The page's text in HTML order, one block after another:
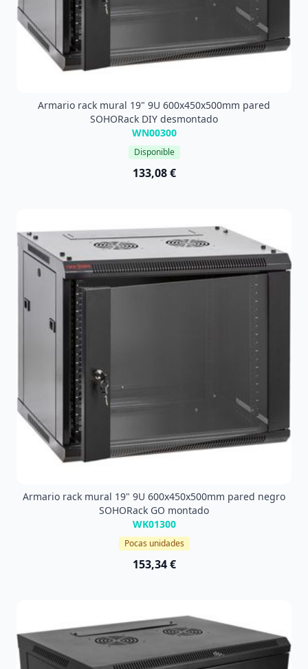
Armario rack mural 19" 9U 600x450x500mm pared
SOHORack DIY desmontado
WN00300
Disponible
133,08 €
Armario rack mural 19" 9U 600x450x500mm pared negro
SOHORack GO montado
WK01300
Pocas unidades
153,34 €